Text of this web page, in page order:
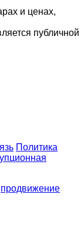
и ценах,
публичной
Политика
продвижение